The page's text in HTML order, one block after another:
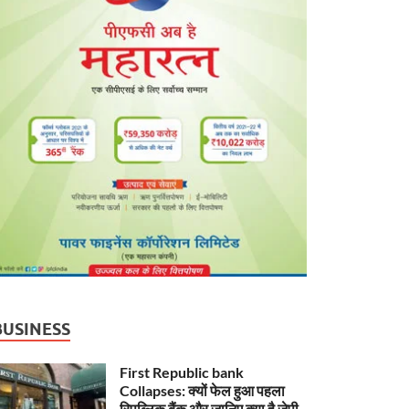
First Republic bank
Collapses: क्यों फेल हुआ पहला